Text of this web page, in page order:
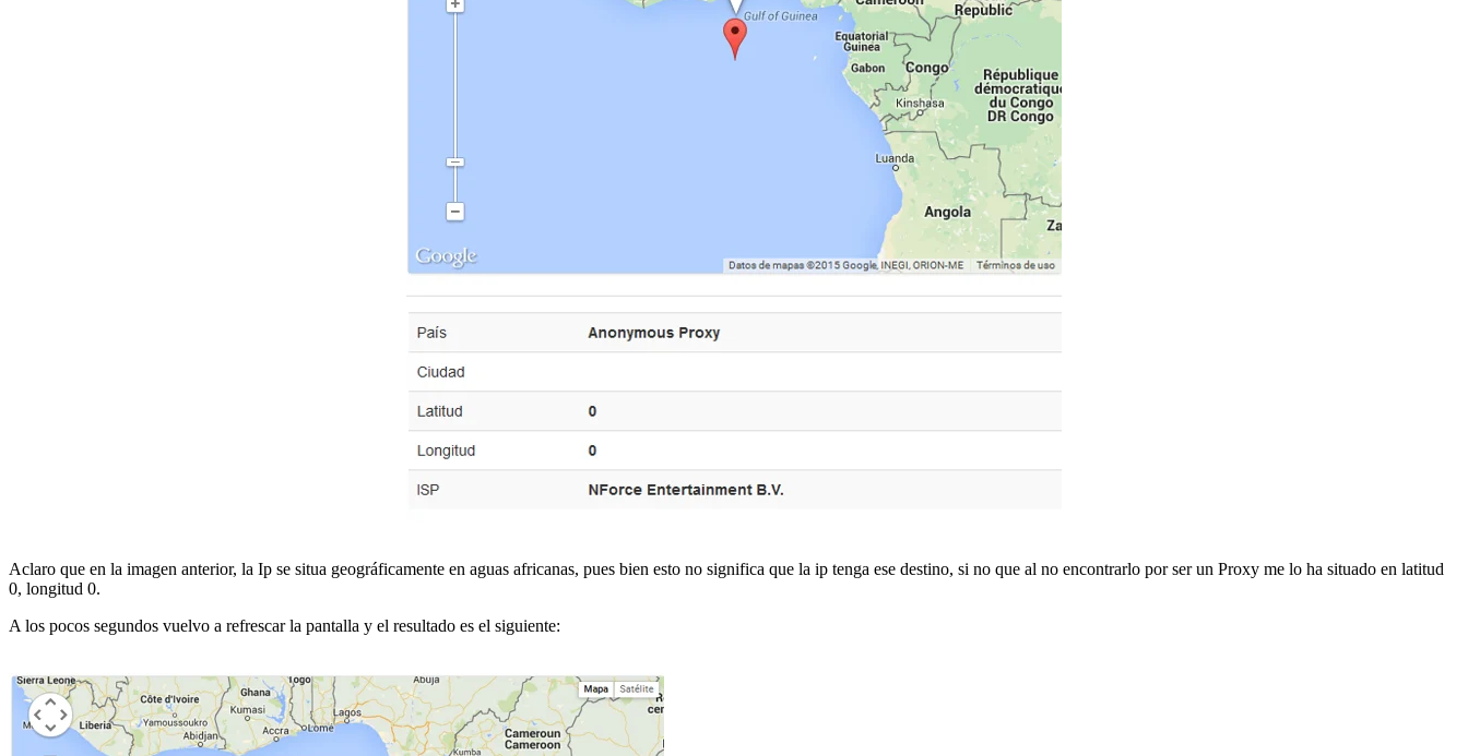
Aclaro que en la imagen anterior, la Ip se situa geográficamente en aguas africanas, pues bien esto no significa que la ip tenga ese destino, si no que al no encontrarlo por ser un Proxy me lo ha situado en latitud
0, longitud 0.
A los pocos segundos vuelvo a refrescar la pantalla y el resultado es el siguiente: